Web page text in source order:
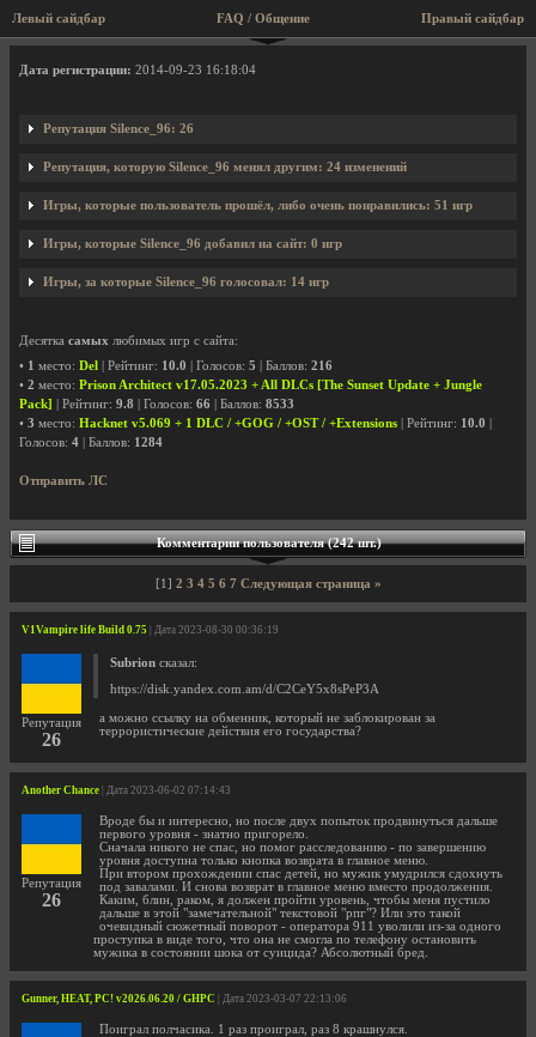
Левый сайдбар Правый сайдбар
FAQ / Общение
Профиль пользователя Silence_96
Дата регистрации: 2014-09-23 16:18:04
Репутация Silence_96: 26
Репутация, которую Silence_96 менял другим: 24 изменений
Игры, которые пользователь прошёл, либо очень понравились: 51 игр
Игры, которые Silence_96 добавил на сайт: 0 игр
Игры, за которые Silence_96 голосовал: 14 игр
Десятка самых любимых игр с сайта:
• 1 место: Del | Рейтинг: 10.0 | Голосов: 5 | Баллов: 216
• 2 место: Prison Architect v17.05.2023 + All DLCs [The Sunset Update + Jungle
Pack]
| Рейтинг: 9.8 | Голосов: 66 | Баллов: 8533
• 3 место: Hacknet v5.069 + 1 DLC / +GOG / +OST / +Extensions | Рейтинг: 10.0
Голосов: 4 | Баллов: 1284
Отправить ЛС
Комментарии пользователя (242 шт.)
[1] 2 3 4 5 6 7 Следующая страница »
V1Vampire life Build 0.75 | Дата 2023-08-30 00:36:19
Репутация
26
Subrion сказал:
https://disk.yandex.com.am/d/C2CeY5x8sPeP3A
а можно ссылку на обменник, который не заблокирован за
террористические действия его государства?
Another Chance | Дата 2023-06-02 07:14:43
Репутация
26
Вроде бы и интересно, но после двух попыток продвинуться дальше
первого уровня - знатно пригорело.
Сначала никого не спас, но помог расследованию - по завершению
уровня доступна только кнопка возврата в главное меню.
При втором прохождении спас детей, но мужик умудрился сдохнуть
под завалами. И снова возврат в главное меню вместо продолжения.
Каким, блин, раком, я должен пройти уровень, чтобы меня пустило
дальше в этой "замечательной" текстовой "рпг"? Или это такой
очевидный сюжетный поворот - оператора 911 уволили из-за одного
проступка в виде того, что она не смогла по телефону остановить
мужика в состоянии шока от суицида? Абсолютный бред.
Gunner, HEAT, PC! v2026.06.20 / GHPC | Дата 2023-03-07 22:13:06
Поиграл полчасика. 1 раз проиграл, раз 8 крашнулся.